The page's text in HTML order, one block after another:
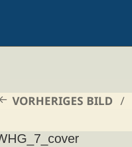
VORHERIGES BILD